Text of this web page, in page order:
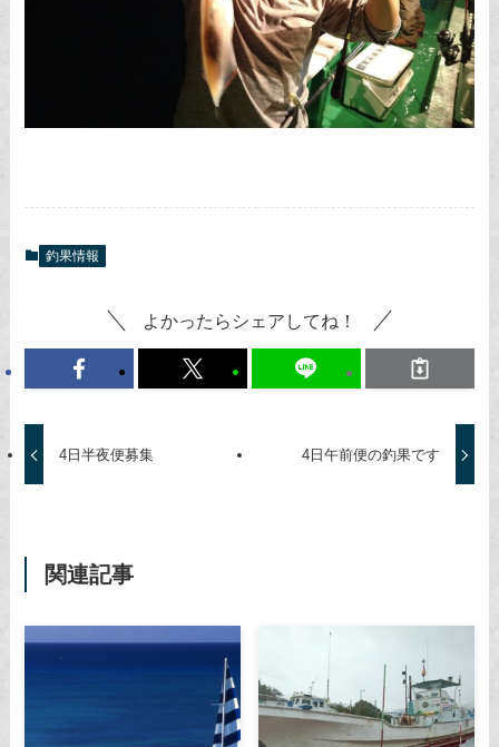
釣果情報
よかったらシェアしてね！
4日半夜便募集 4日午前便の釣果です
関連記事